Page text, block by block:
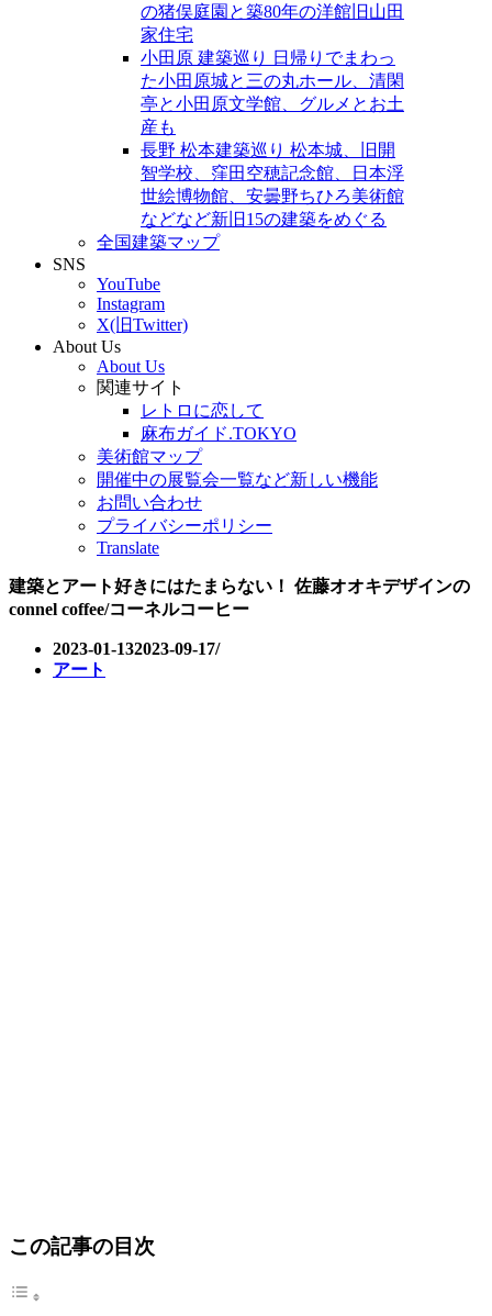
の猪俣庭園と築80年の洋館旧山田
家住宅
小田原 建築巡り 日帰りでまわっ
た小田原城と三の丸ホール、清閑
亭と小田原文学館、グルメとお土
産も
長野 松本建築巡り 松本城、旧開
智学校、窪田空穂記念館、日本浮
世絵博物館、安曇野ちひろ美術館
などなど新旧15の建築をめぐる
全国建築マップ
SNS
YouTube
Instagram
X(旧Twitter)
About Us
About Us
関連サイト
レトロに恋して
麻布ガイド.TOKYO
美術館マップ
開催中の展覧会一覧など新しい機能
お問い合わせ
プライバシーポリシー
Translate
建築とアート好きにはたまらない！ 佐藤オオキデザインの
connel coffee/コーネルコーヒー
2023-01-132023-09-17
アート
この記事の目次